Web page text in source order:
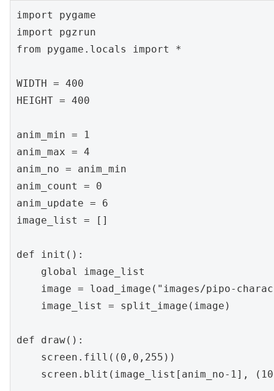
import pygame
import pgzrun
from pygame.locals import *
WIDTH = 400
HEIGHT = 400
anim_min = 1
anim_max = 4
anim_no = anim_min
anim_count = 0
anim_update = 6
image_list = []
def init():
    global image_list
image = load_image("images/pipo-
    image_list = split_image(image)
def draw():
    screen.fill((0,0,255))
screen.blit(image_list[anim_no-1],